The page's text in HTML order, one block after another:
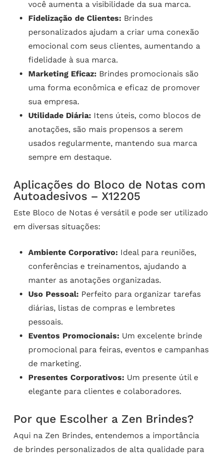
você aumenta a visibilidade da sua marca.
Fidelização de Clientes: Brindes
personalizados ajudam a criar uma conexão
emocional com seus clientes, aumentando a
fidelidade à sua marca.
Marketing Eficaz: Brindes promocionais são
uma forma econômica e eficaz de promover
sua empresa.
Utilidade Diária: Itens úteis, como blocos de
anotações, são mais propensos a serem
usados regularmente, mantendo sua marca
sempre em destaque.
Aplicações do Bloco de Notas com
Autoadesivos – X12205
Este Bloco de Notas é versátil e pode ser utilizado
em diversas situações:
Ambiente Corporativo: Ideal para reuniões,
conferências e treinamentos, ajudando a
manter as anotações organizadas.
Uso Pessoal: Perfeito para organizar tarefas
diárias, listas de compras e lembretes
pessoais.
Eventos Promocionais: Um excelente brinde
promocional para feiras, eventos e campanhas
de marketing.
Presentes Corporativos: Um presente útil e
elegante para clientes e colaboradores.
Por que Escolher a Zen Brindes?
Aqui na Zen Brindes, entendemos a importância
de brindes personalizados de alta qualidade para